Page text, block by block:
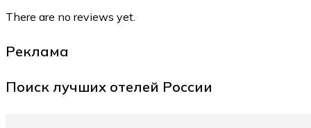
There are no reviews yet.
Реклама
Поиск лучших отелей России